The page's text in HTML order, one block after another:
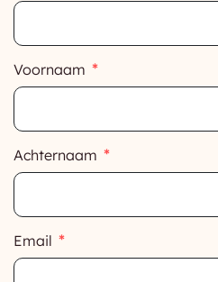
Voornaam
Achternaam
Email